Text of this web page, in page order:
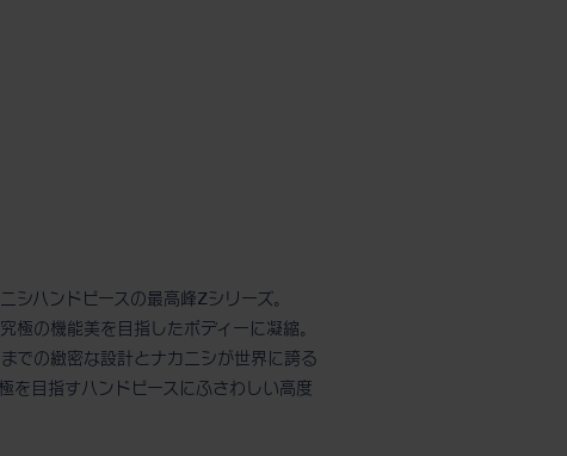
シハンドピースの最高峰Zシリーズ。
極の機能美を目指したボディーに凝縮。
での緻密な設計とナカニシが世界に誇る
を目指すハンドピースにふさわしい高度